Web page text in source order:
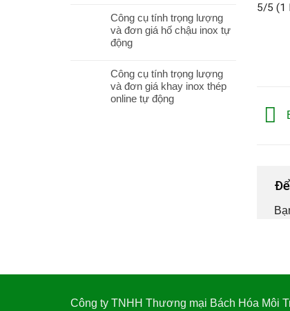
Công cụ tính trọng lượng
và đơn giá hố chậu inox tự
động
Công cụ tính trọng lượng
và đơn giá khay inox thép
online tự động
5/5 (1
Công ty TNHH Thương mại Bách Hóa Môi